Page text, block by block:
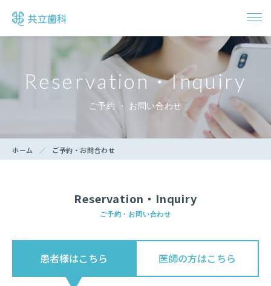
ドクター紹介
インプラント治療
アクセス・診療時間
ご予約・お問い合わせ
Reservation・Inquiry
ご予約 ・ お問い合わせ
ホーム ご予約・お問合わせ
Reservation・Inquiry
ご予約・お問い合わせ
患者様はこちら 医師の方はこちら